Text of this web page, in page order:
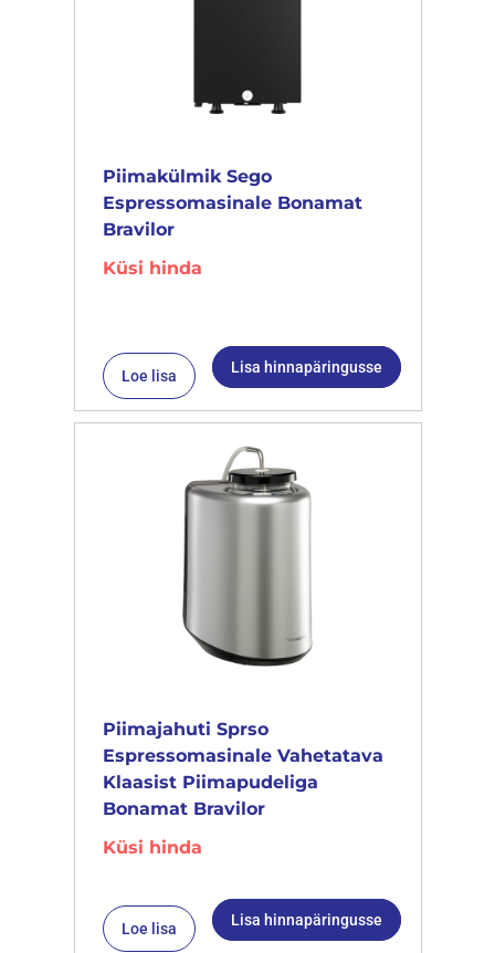
Piimakülmik Sego
Espressomasinale Bonamat
Bravilor
Küsi hinda
Loe lisa Lisa hinnapäringusse
Piimajahuti Sprso
Espressomasinale Vahetatava
Klaasist Piimapudeliga
Bonamat Bravilor
Küsi hinda
Loe lisa Lisa hinnapäringusse